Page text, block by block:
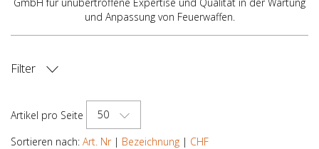
und Anpassung von Feuerwaffen.
Filter
Artikel pro Seite
50
Sortieren nach: Art. Nr| Bezeichnung | CHF